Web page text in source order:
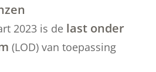
2023 is de last onder
(LOD) van toepassing